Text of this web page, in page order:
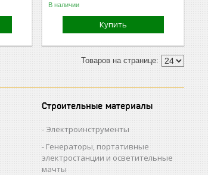
В наличии
Купить
Строительные материалы
Электроинструменты
Генераторы, портативные
электростанции и осветительные
мачты